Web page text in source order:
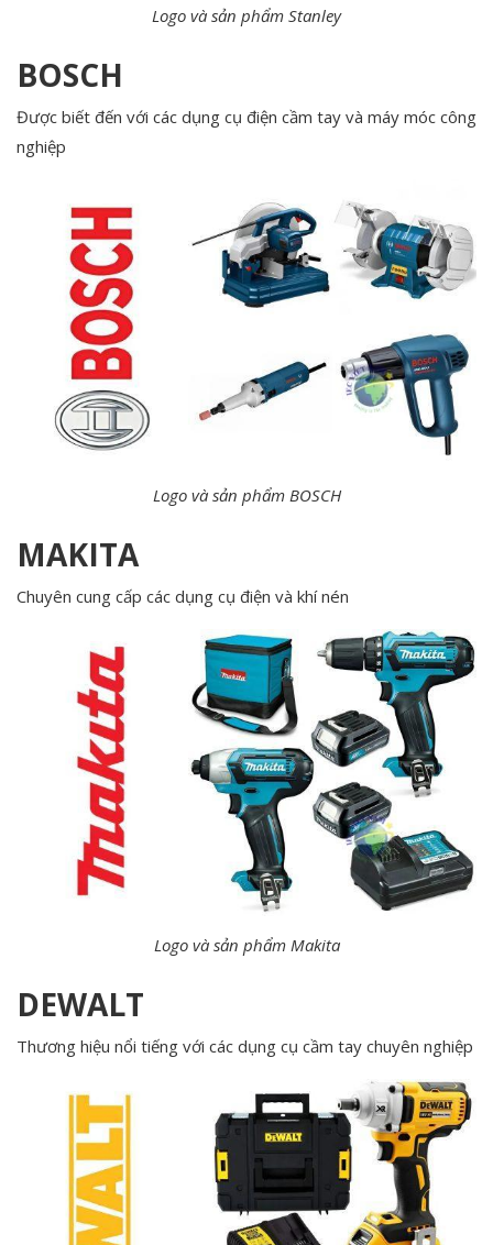
Logo và sản phẩm Stanley
BOSCH
Được biết đến với các dụng cụ điện cầm tay và máy móc công
nghiệp
Logo và sản phẩm BOSCH
MAKITA
Chuyên cung cấp các dụng cụ điện và khí nén
Logo và sản phẩm Makita
DEWALT
Thương hiệu nổi tiếng với các dụng cụ cầm tay chuyên nghiệp